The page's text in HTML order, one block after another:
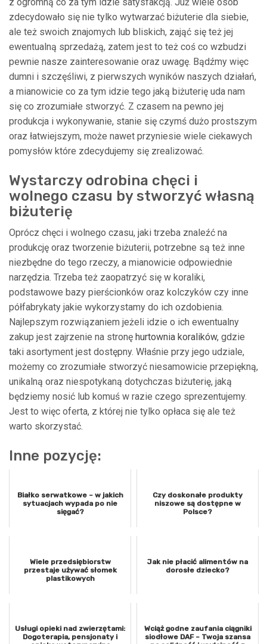
zdecydowało się nie tylko wytwarzać biżuterie dla siebie,
ale też swoich znajomych lub bliskich, zająć się też jej
ewentualną sprzedażą, zatem jest to też coś co wzbudzi
pewnie nasze zainteresowanie oraz uwagę. Bądźmy więc
dumni i szczęśliwi, z pierwszych wyników naszych działań,
a mianowicie co za tym idzie tego jaką biżuterię uda nam
się co zrozumiałe stworzyć. Z czasem na pewno jej
produkcja i wykonywanie, stanie się czymś dużo prostszym
oraz łatwiejszym, może nawet przyniesie wiele ciekawych
pomysłów które zdecydujemy się zrealizować.
Wystarczy odrobina chęci i
wolnego czasu by stworzyć własną
biżuterię
Oprócz chęci i wolnego czasu, jaki trzeba znaleźć na
produkcję oraz tworzenie biżuterii, potrzebne są też inne
niezbędne do tego rzeczy, a mianowicie odpowiednie
narzędzia. Trzeba też zaopatrzyć się w koraliki,
podstawowe bazy pierścionków oraz kolczyków czy inne
półfabrykaty jakie wykorzystamy do ich ozdobienia.
Najlepszym rozwiązaniem jeżeli idzie o ich ewentualny
zakup jest zajrzenie na stronę hurtownia koralików, gdzie
taki asortyment jest dostępny. Właśnie przy jego udziale,
możemy co zrozumiałe stworzyć niesamowicie przepiękną,
unikalną oraz niespotykaną dotychczas biżuterię, jaką
będziemy nosić lub komuś w razie czego sprezentujemy.
Jest to więc oferta, z której nie tylko opłaca się ale też
warto skorzystać.
Inne pozycję:
Białko serwatkowe – w jakich
sytuacjach wypada po nie
sięgać?
Czy doskonałe produkty
niszowe są dostępne w
Polsce?
Wiele przedsiębiorstw
przestaje używać słomek
plastikowych
Jak nie płacić alimentów na
dorosłe dziecko?
Usługi opieki nad zwierzętami:
Dogoterapia, pensjonaty i
Wciąż godne zaufania ciągniki
siodłowe DAF – Twoja szansa